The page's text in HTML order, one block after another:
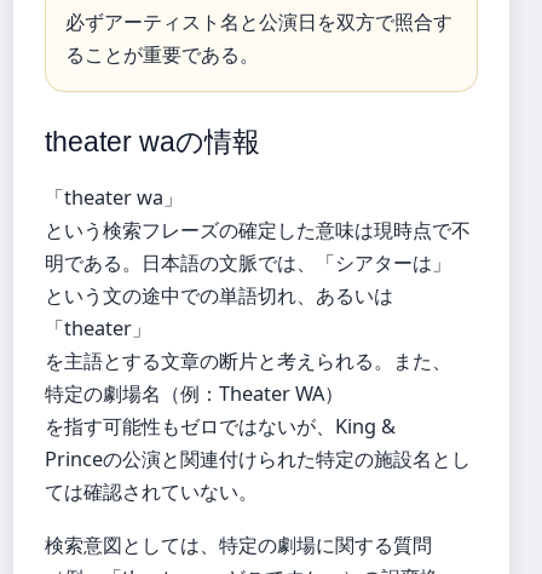
必ずアーティスト名と公演日を双方で照合す
ることが重要である。
theater waの情報
「theater wa」
という検索フレーズの確定した意味は現時点で不
明である。日本語の文脈では、「シアターは」
という文の途中での単語切れ、あるいは
「theater」
を主語とする文章の断片と考えられる。また、
特定の劇場名（例：Theater WA）
を指す可能性もゼロではないが、King &
Princeの公演と関連付けられた特定の施設名とし
ては確認されていない。
検索意図としては、特定の劇場に関する質問